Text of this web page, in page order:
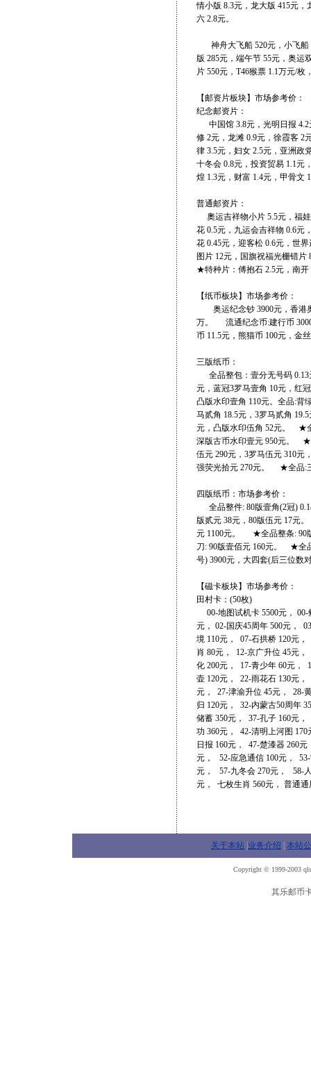
情小版 8.3元，龙大版 415元
六 2.8元。
神舟大飞船 520元，小飞船
版 285元，端午节 55元，奥运
片 550元，T46猴票 1.1万元/枚
【邮资片板块】市场参考价：
纪念邮资片：
中国馆 3.8元，光明日报 4.2
修 2元，龙滩 0.9元，徐霞客 2
律 3.5元，妇女 2.5元，亚洲政
十冬会 0.8元，投资贸易 1.1元
煌 1.3元，财富 1.4元，甲骨文
普通邮资片：
奧运吉祥物小片 5.5元，福娃
花 0.5元，九运会吉祥物 0.6元
花 0.45元，迎客松 0.6元，世
图片 12元，国旗祝福光栅错
★特种片：傅抱石 2.5
【纸币板块】市场参考价：
奥运纪念钞 3900元，香港奥
万。 流通纪念币:建行币 3000
币 11.5元，熊猫币 100元，金
三版纸币：
全品整包：壹分无号码 0.13
元，蓝冠3罗马壹角 10元，红
凸版水印壹角 110元。全品:背
马贰角 18.5元，3罗马贰角
元，凸版水印伍角 52元。 ★
深版古币水印壹元 950元。
伍元 290元，3罗马伍元 310
强荧光拾元 270元。 ★全品:三
四版纸币：市场参考价：
全品整件: 80版壹角(2冠)
版贰元 38元，80版伍元 17元
元 1100元。 ★全品整条: 90
刀: 90版壹佰元 160元。 ★全
号) 3900元，大四套(后三位数
【磁卡板块】市场参考价：
田村卡：
00-地图试机卡 5500元， 00-
元， 02-国庆45周年 500元，
境 110元， 07-石拱桥 120元
肖 80元， 12-京广升位 45元
化 200元， 17-青少年 60元，
壶 120元， 22-雨花石 130元
元， 27-津渝升位 45元， 28-
归 120元， 32-内蒙古50周年
储蓄 350元， 37-孔子 160元
功 360元， 42-清明上河图
日报 160元， 47-楚漆器 260
元， 52-应急通信 100元，
元， 57-九冬会 270元， 58-
元， 七枚生肖 560元， 普通通
关于本站 业务介绍 本站
Copyright © 1999-2003
其乐邮币